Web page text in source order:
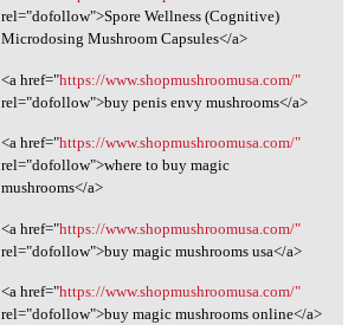
rel="dofollow">Spore Wellness (Cognitive)
Microdosing Mushroom Capsules</a>
<a href="https://www.shopmushroomusa.com/"
rel="dofollow">buy penis envy mushrooms</a>
<a href="https://www.shopmushroomusa.com/"
rel="dofollow">where to buy magic
mushrooms</a>
<a href="https://www.shopmushroomusa.com/"
rel="dofollow">buy magic mushrooms usa</a>
<a href="https://www.shopmushroomusa.com/"
rel="dofollow">buy magic mushrooms online</a>